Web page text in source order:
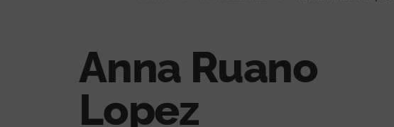
Anna Ruano
Lopez